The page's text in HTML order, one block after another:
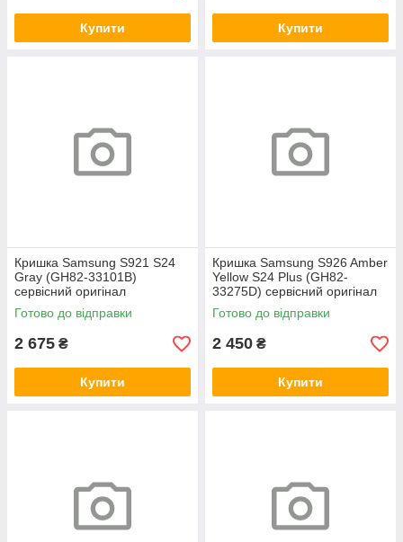
Купити Купити
Кришка Samsung S921 S24
Gray (GH82-33101B)
сервісний оригінал
Готово до відправки
2 675 ₴
Купити
Кришка Samsung S926 Amber
Yellow S24 Plus (GH82-
33275D) сервісний оригінал
Готово до відправки
2 450 ₴
Купити